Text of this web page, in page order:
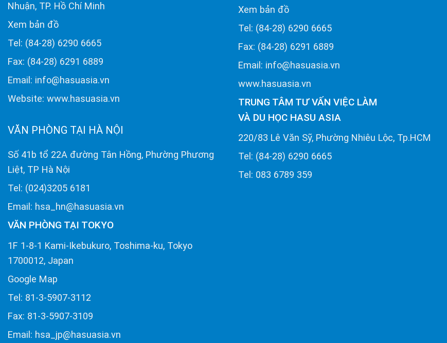
Nhuận, TP. Hồ Chí Minh
Xem bản đồ
Tel: (84-28) 6290 6665
Fax: (84-28) 6291 6889
Email: info@hasuasia.vn
Website: www.hasuasia.vn
VĂN PHÒNG TẠI HÀ NỘI
Số 41b tổ 22A đường Tân Hồng, Phường Phương
Liệt, TP Hà Nội
Tel: (024)3205 6181
Email: hsa_hn@hasuasia.vn
VĂN PHÒNG TẠI TOKYO
1F 1-8-1 Kami-Ikebukuro, Toshima-ku, Tokyo
1700012, Japan
Google Map
Tel: 81-3-5907-3112
Fax: 81-3-5907-3109
Email: hsa_jp@hasuasia.vn
Xem bản đồ
Tel: (84-28) 6290 6665
Fax: (84-28) 6291 6889
Email: info@hasuasia.vn
www.hasuasia.vn
TRUNG TÂM TƯ VẤN VIỆC LÀM
VÀ DU HỌC HASU ASIA
220/83 Lê Văn Sỹ, Phường Nhiêu Lộc, Tp.HCM
Tel: (84-28) 6290 6665
Tel: 083 6789 359